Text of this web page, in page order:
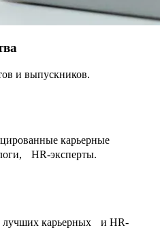
и выпускников.
карьерные
НR-эксперты.
лучших карьерных и HR-